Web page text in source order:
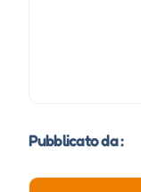
Pubblicato da :